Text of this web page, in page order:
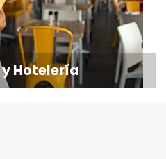
Hotelería